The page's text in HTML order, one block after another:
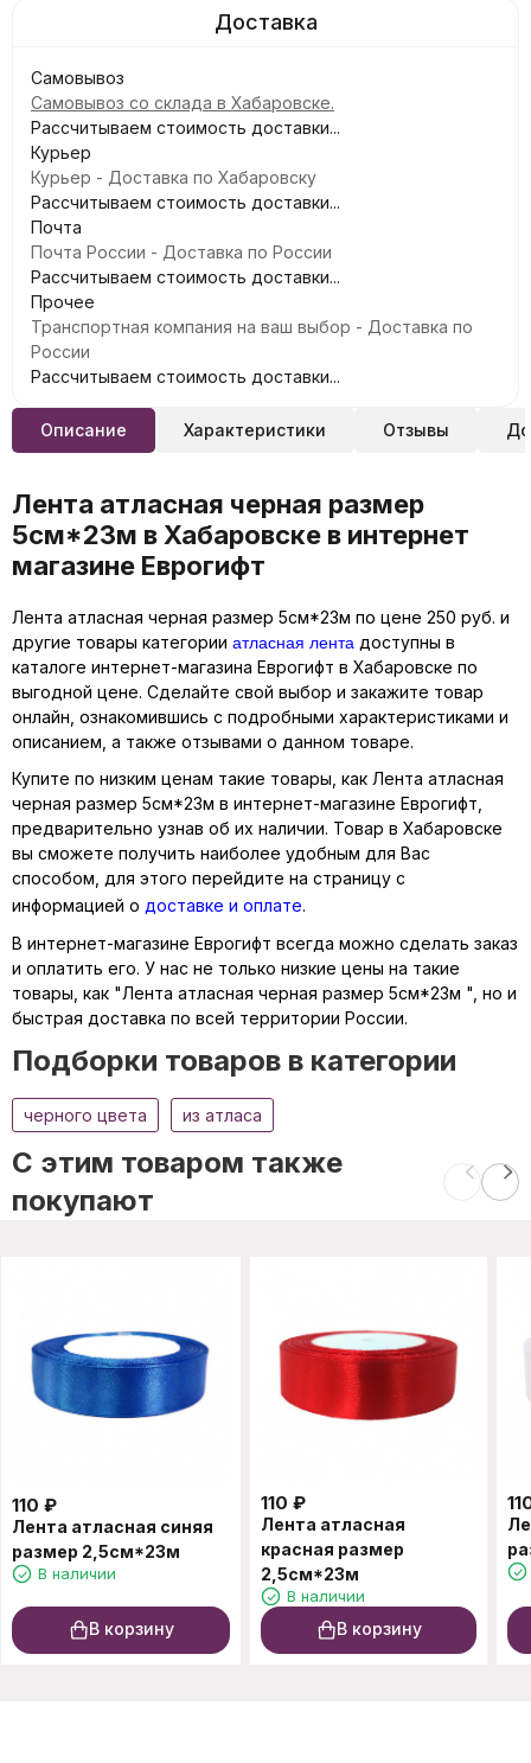
Самовывоз
Самовывоз со склада в Хабаровске.
Рассчитываем стоимость доставки...
Курьер
Курьер - Доставка по Хабаровску
Рассчитываем стоимость доставки...
Почта
Почта России - Доставка по России
Рассчитываем стоимость доставки...
Прочее
Транспортная компания на ваш выбор - Доставка по
России
Рассчитываем стоимость доставки...
Описание Характеристики Отзывы
Лента атласная черная размер
5см*23м в Хабаровске в интернет
магазине Еврогифт
Лента атласная черная размер 5см*23м по цене 250 руб. и
другие товары категории атласная лента доступны в
каталоге интернет-магазина Еврогифт в Хабаровске по
выгодной цене. Сделайте свой выбор и закажите товар
онлайн, ознакомившись с подробными характеристиками и
описанием, а также отзывами о данном товаре.
Купите по низким ценам такие товары, как Лента атласная
черная размер 5см*23м в интернет-магазине Еврогифт,
предварительно узнав об их наличии. Товар в Хабаровске
вы сможете получить наиболее удобным для Вас
способом, для этого перейдите на страницу с
информацией о доставке и оплате.
В интернет-магазине Еврогифт всегда можно сделать заказ
и оплатить его. У нас не только низкие цены на такие
товары, как "Лента атласная черная размер 5см*23м ", но и
быстрая доставка по всей территории России.
Подборки товаров в категории
черного цвета из атласа
C этим товаром также
покупают
110 ₽
Лента атласная синяя
размер 2,5см*23м
В наличии
В корзину
110 ₽
Лента атласная
красная размер
2,5см*23м
В наличии
В корзину